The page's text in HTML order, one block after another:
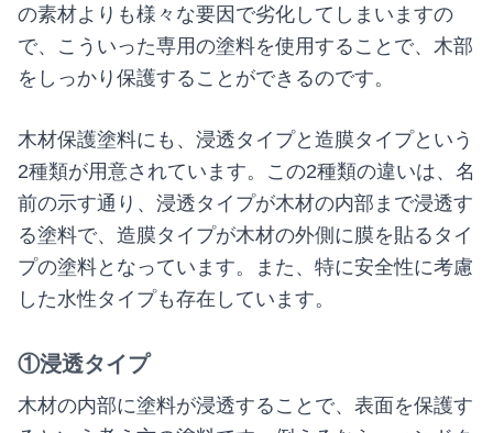
の素材よりも様々な要因で劣化してしまいますの
で、こういった専用の塗料を使用することで、木部
をしっかり保護することができるのです。
木材保護塗料にも、浸透タイプと造膜タイプという
2種類が用意されています。この2種類の違いは、名
前の示す通り、浸透タイプが木材の内部まで浸透す
る塗料で、造膜タイプが木材の外側に膜を貼るタイ
プの塗料となっています。また、特に安全性に考慮
した水性タイプも存在しています。
①浸透タイプ
木材の内部に塗料が浸透することで、表面を保護す